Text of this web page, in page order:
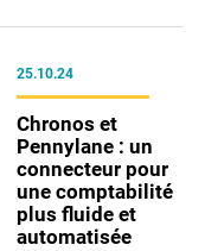
25.10.24
Chronos et
Pennylane : un
connecteur pour
une comptabilité
plus fluide et
automatisée